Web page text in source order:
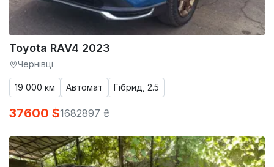
Toyota RAV4 2023
Чернівці
19 000 км Автомат Гібрид, 2.5
37600 $1682897 ₴